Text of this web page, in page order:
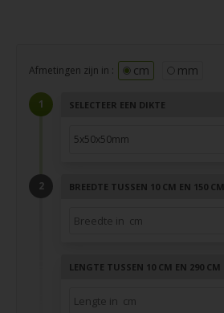
Afmetingen zijn in : cm mm
SELECTEER EEN DIKTE
BREEDTE TUSSEN 10 CM EN 150 CM
LENGTE TUSSEN 10 CM EN 290 CM